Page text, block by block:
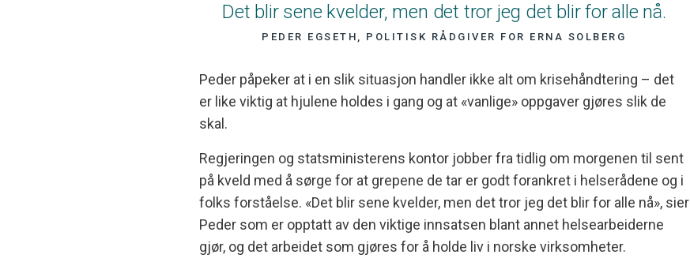
Det blir sene kvelder, men det tror jeg det blir for alle nå.
PEDER EGSETH, POLITISK RÅDGIVER FOR ERNA SOLBERG
Peder påpeker at i en slik situasjon handler ikke alt om krisehåndtering – det
er like viktig at hjulene holdes i gang og at «vanlige» oppgaver gjøres slik de
skal.
Regjeringen og statsministerens kontor jobber fra tidlig om morgenen til sent
på kveld med å sørge for at grepene de tar er godt forankret i helserådene og i
folks forståelse. «Det blir sene kvelder, men det tror jeg det blir for alle nå», sier
Peder som er opptatt av den viktige innsatsen blant annet helsearbeiderne
gjør, og det arbeidet som gjøres for å holde liv i norske virksomheter.